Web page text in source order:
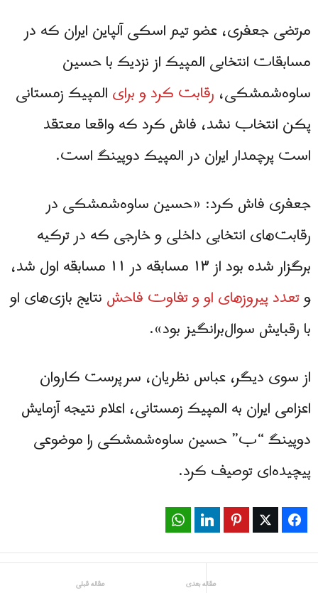
مرتضی جعفری، عضو تیم اسکی آلپاین ایران که در
مسابقات انتخابی المپیک از نزدیک با حسین
ساوه‌شمشکی، رقابت کرد و برایالمپیک زمستانی
پکن انتخاب نشد، فاش کرد که واقعا معتقد
است پرچمدار ایران در المپیک دوپینگ است.
جعفری فاش کرد: «حسین ساوه‌شمشکی در
رقابت‌های انتخابی داخلی و خارجی که در ترکیه
برگزار شده بود از ۱۳ مسابقه در ۱۱ مسابقه اول شد،
وتعدد پیروزهای او و تفاوت فاحشنتایج بازی‌های او
با رقبایش سوال‌برانگیز بود».
از سوی دیگر، عباس نظریان، سرپرست کاروان
اعزامی ایران به المپیک زمستانی، اعلام نتیجه آزمایش
دوپینگ “ب” حسین ساوه‌شمشکی را موضوعی
پیچیده‌ای توصیف کرد.
Facebook
Twitter
Pinterest
LinkedIn
مقاله قبلی مقاله بعدی